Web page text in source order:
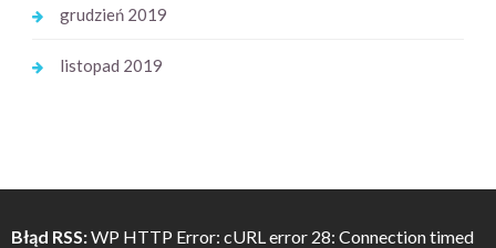
grudzień 2019
listopad 2019
Błąd RSS:WP HTTP Error: cURL error 28: Connection timed